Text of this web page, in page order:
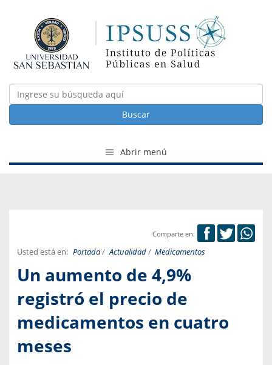
Buscar
Abrir menú
Comparte en:
Usted está en: Portada/ Actualidad/ Medicamentos
Un aumento de 4,9%
registró el precio de
medicamentos en cuatro
meses